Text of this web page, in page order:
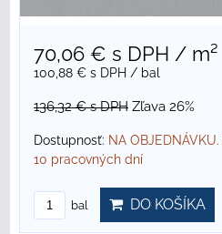
70,06 € s DPH / m²
100,88 € s DPH / bal
136,32 €s DPH Zľava 26%
Dostupnosť: NA
10 pracovných dní
bal DO KOŠÍKA